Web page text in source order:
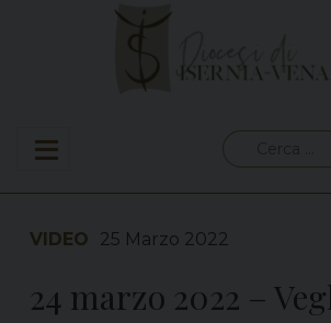
per:
VIDEO 25 Marzo 2022
24 marzo 2022 –